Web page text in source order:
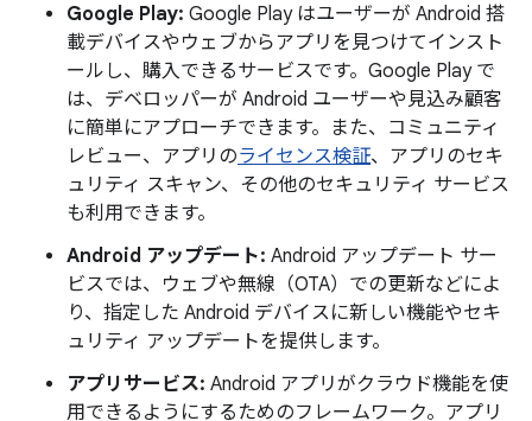
Google Play: Google Play はユーザーが Android 搭
載デバイスやウェブからアプリを見つけてインスト
ールし、購入できるサービスです。Google Play で
は、デベロッパーが Android ユーザーや見込み顧客
に簡単にアプローチできます。また、コミュニティ
レビュー、アプリのライセンス検証、アプリのセキ
ュリティ スキャン、その他のセキュリティ サービス
も利用できます。
Android アップデート: Android アップデート サー
ビスでは、ウェブや無線（OTA）での更新などによ
り、指定した Android デバイスに新しい機能やセキ
ュリティ アップデートを提供します。
アプリサービス: Android アプリがクラウド機能を使
用できるようにするためのフレームワーク。アプリ